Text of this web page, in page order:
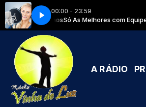
00:00 - 23:59
Rádio Caminhos Só As Melhores com Equipe
Meus Pretos VelhosBraguinha de Oxaguiã
A RÁDIO